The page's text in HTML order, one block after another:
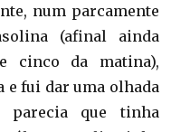
num parcamente
(afinal ainda
cinco da matina),
e fui dar uma olhada
parecia que tinha